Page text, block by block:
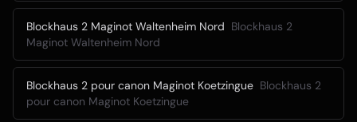
Blockhaus 2 Maginot Waltenheim Nord Blockhaus 2
Maginot Waltenheim Nord
Blockhaus 2 pour canon Maginot Koetzingue Blockhaus 2
pour canon Maginot Koetzingue